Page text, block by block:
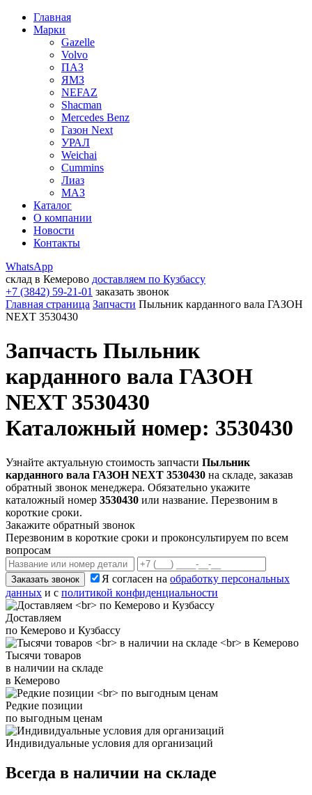
Главная
Марки
Gazelle
Volvo
ПАЗ
ЯМЗ
NEFAZ
Shacman
Mercedes Benz
Газон Next
УРАЛ
Weichai
Cummins
Лиаз
МАЗ
Каталог
О компании
Новости
Контакты
WhatsApp
склад в Кемерово доставляем по Кузбассу
+7 (3842) 59-21-01 заказать звонок
Главная страница Запчасти Пыльник карданного вала ГАЗОН
NEXT 3530430
Запчасть Пыльник
карданного вала ГАЗОН
NEXT 3530430
Каталожный номер: 3530430
Узнайте актуальную стоимость запчасти Пыльник
карданного вала ГАЗОН NEXT 3530430 на складе, заказав
обратный звонок менеджера. Обязательно укажите
каталожный номер 3530430 или название. Перезвоним в
короткие сроки.
Закажите обратный звонок
Перезвоним в короткие сроки и проконсультируем по всем
вопросам
Заказать звонок Я согласен на обработку персональных
данных и с политикой конфиденциальности
Доставляем
по Кемерово и Кузбассу
Тысячи товаров
в наличии на складе
в Кемерово
Редкие позиции
по выгодным ценам
Индивидуальные условия для организаций
Всегда в наличии на складе